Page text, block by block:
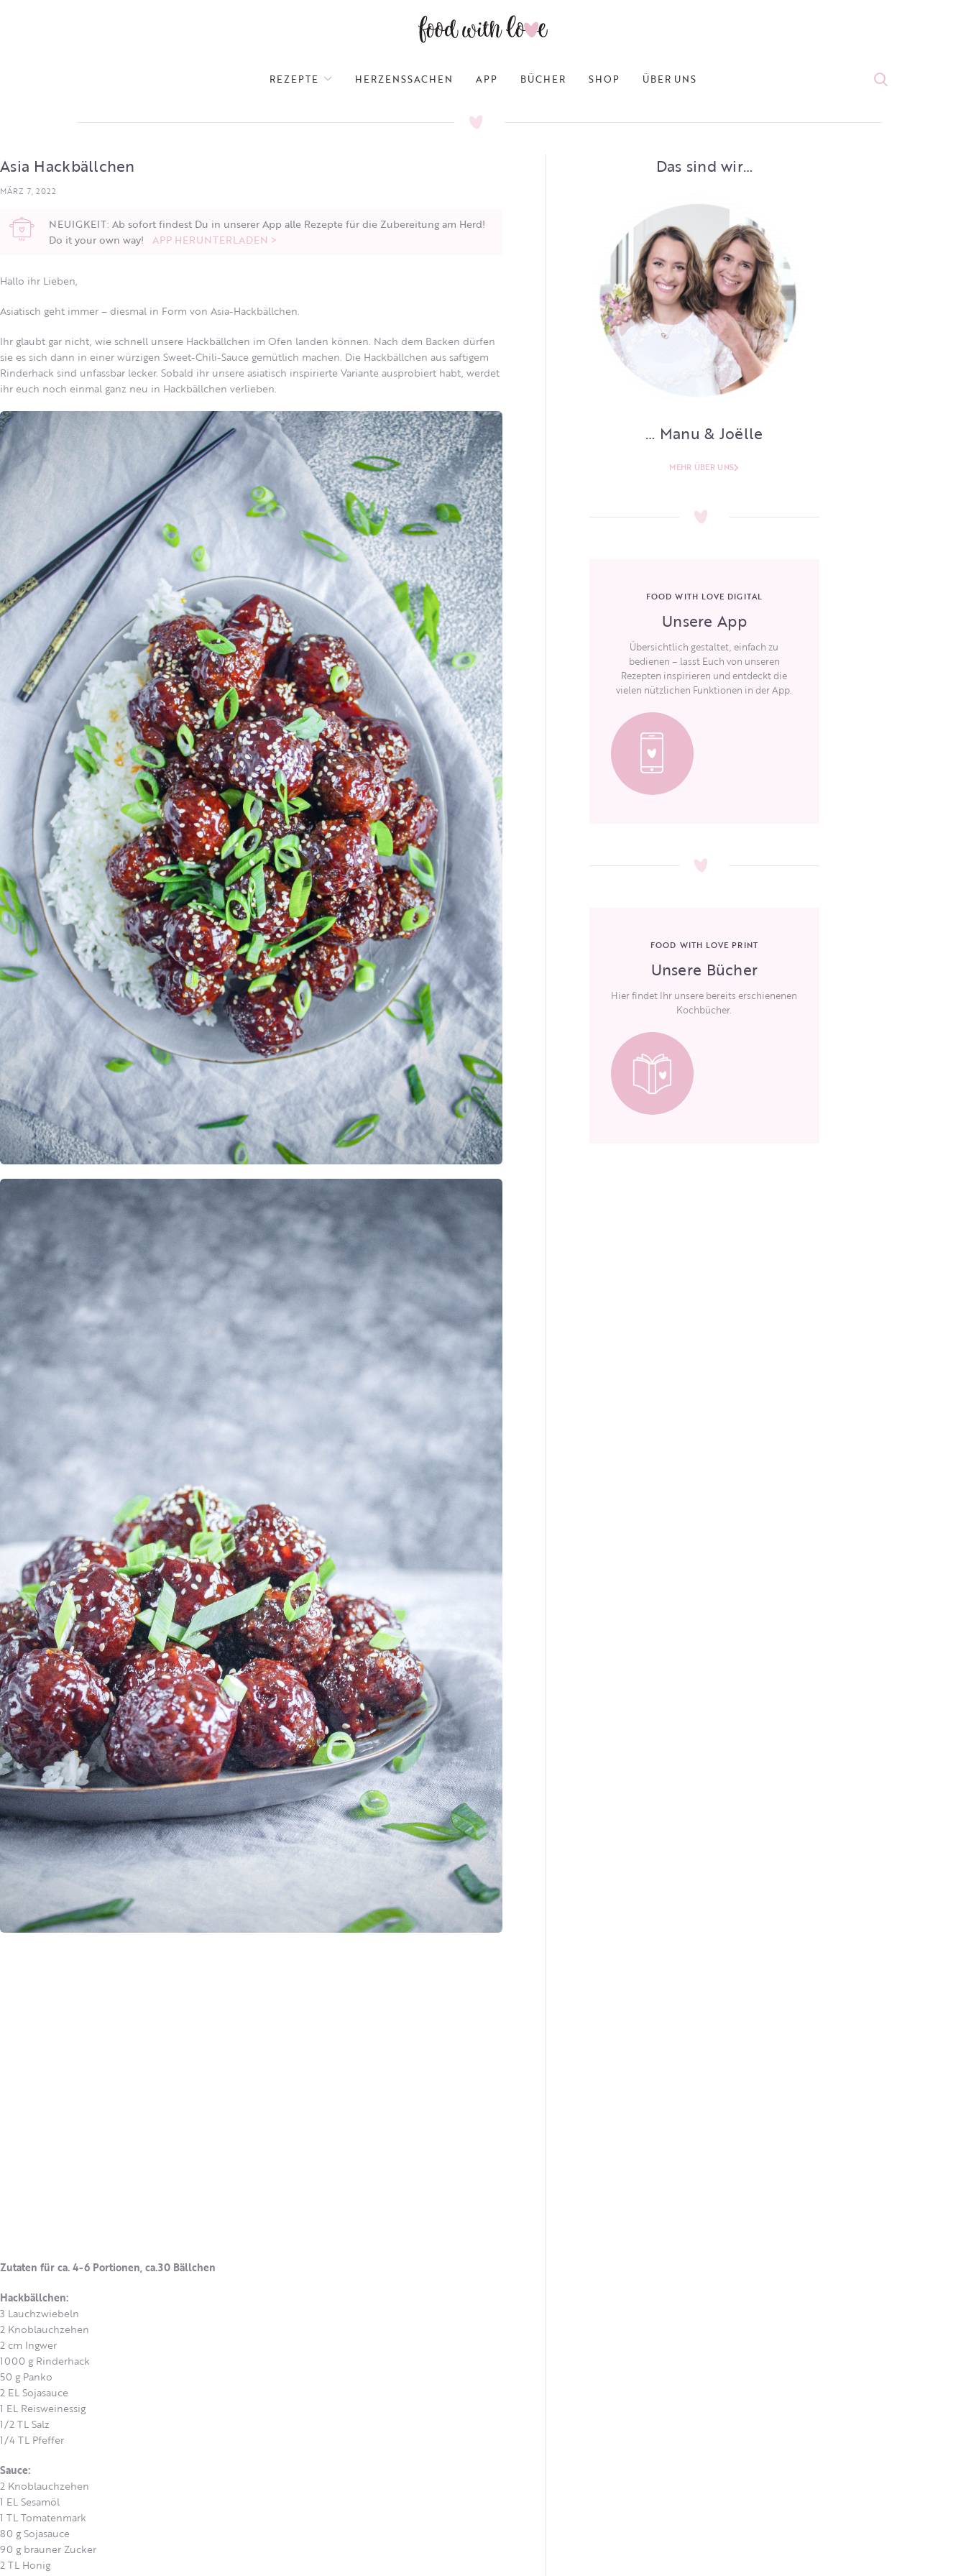
REZEPTE HERZENSSACHEN APP BÜCHER SHOP ÜBER UNS
Asia Hackbällchen
MÄRZ 7, 2022
NEUIGKEIT: Ab sofort findest Du in unserer App alle Rezepte für die Zubereitung am Herd!
Do it your own way! APP HERUNTERLADEN >
Hallo ihr Lieben,
Asiatisch geht immer – diesmal in Form von Asia-Hackbällchen.
Ihr glaubt gar nicht, wie schnell unsere Hackbällchen im Ofen landen können. Nach dem Backen dürfen
sie es sich dann in einer würzigen Sweet-Chili-Sauce gemütlich machen. Die Hackbällchen aus saftigem
Rinderhack sind unfassbar lecker. Sobald ihr unsere asiatisch inspirierte Variante ausprobiert habt, werdet
ihr euch noch einmal ganz neu in Hackbällchen verlieben.
Zutaten für ca. 4-6 Portionen, ca.30 Bällchen
Hackbällchen:
3 Lauchzwiebeln
2 Knoblauchzehen
2 cm Ingwer
1000 g Rinderhack
50 g Panko
2 EL Sojasauce
1 EL Reisweinessig
1/2 TL Salz
1/4 TL Pfeffer
Sauce:
2 Knoblauchzehen
1 EL Sesamöl
1 TL Tomatenmark
80 g Sojasauce
90 g brauner Zucker
2 TL Honig
Das sind wir…
… Manu & Joëlle
MEHR ÜBER UNS
FOOD WITH LOVE DIGITAL
Unsere App
Übersichtlich gestaltet, einfach zu
bedienen – lasst Euch von unseren
Rezepten inspirieren und entdeckt die
vielen nützlichen Funktionen in der App.
FOOD WITH LOVE PRINT
Unsere Bücher
Hier findet Ihr unsere bereits erschienenen
Kochbücher.